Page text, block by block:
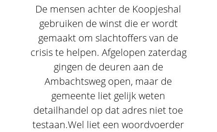
De mensen achter de Koopjeshal
gebruiken de winst die er wordt
gemaakt om slachtoffers van de
crisis te helpen. Afgelopen zaterdag
gingen de deuren aan de
Ambachtsweg open, maar de
gemeente liet gelijk weten
detailhandel op dat adres niet toe
testaan.Wel liet een woordvoerder